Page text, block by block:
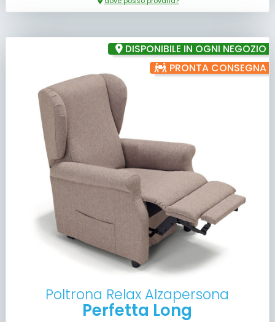
DISPONIBILE IN OGNI NEGOZIO
PRONTA CONSEGNA
Poltrona Relax Alzapersona
Perfetta Long